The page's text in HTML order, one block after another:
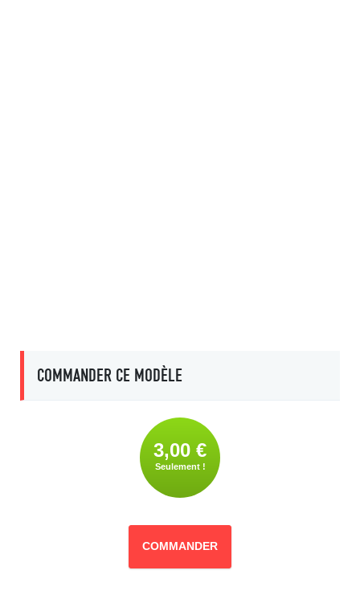
COMMANDER CE MODÈLE
3,00 €
Seulement !
COMMANDER